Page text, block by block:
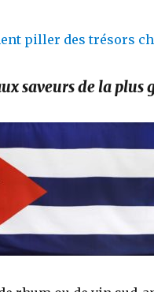
piller des trésors
saveurs de la plus